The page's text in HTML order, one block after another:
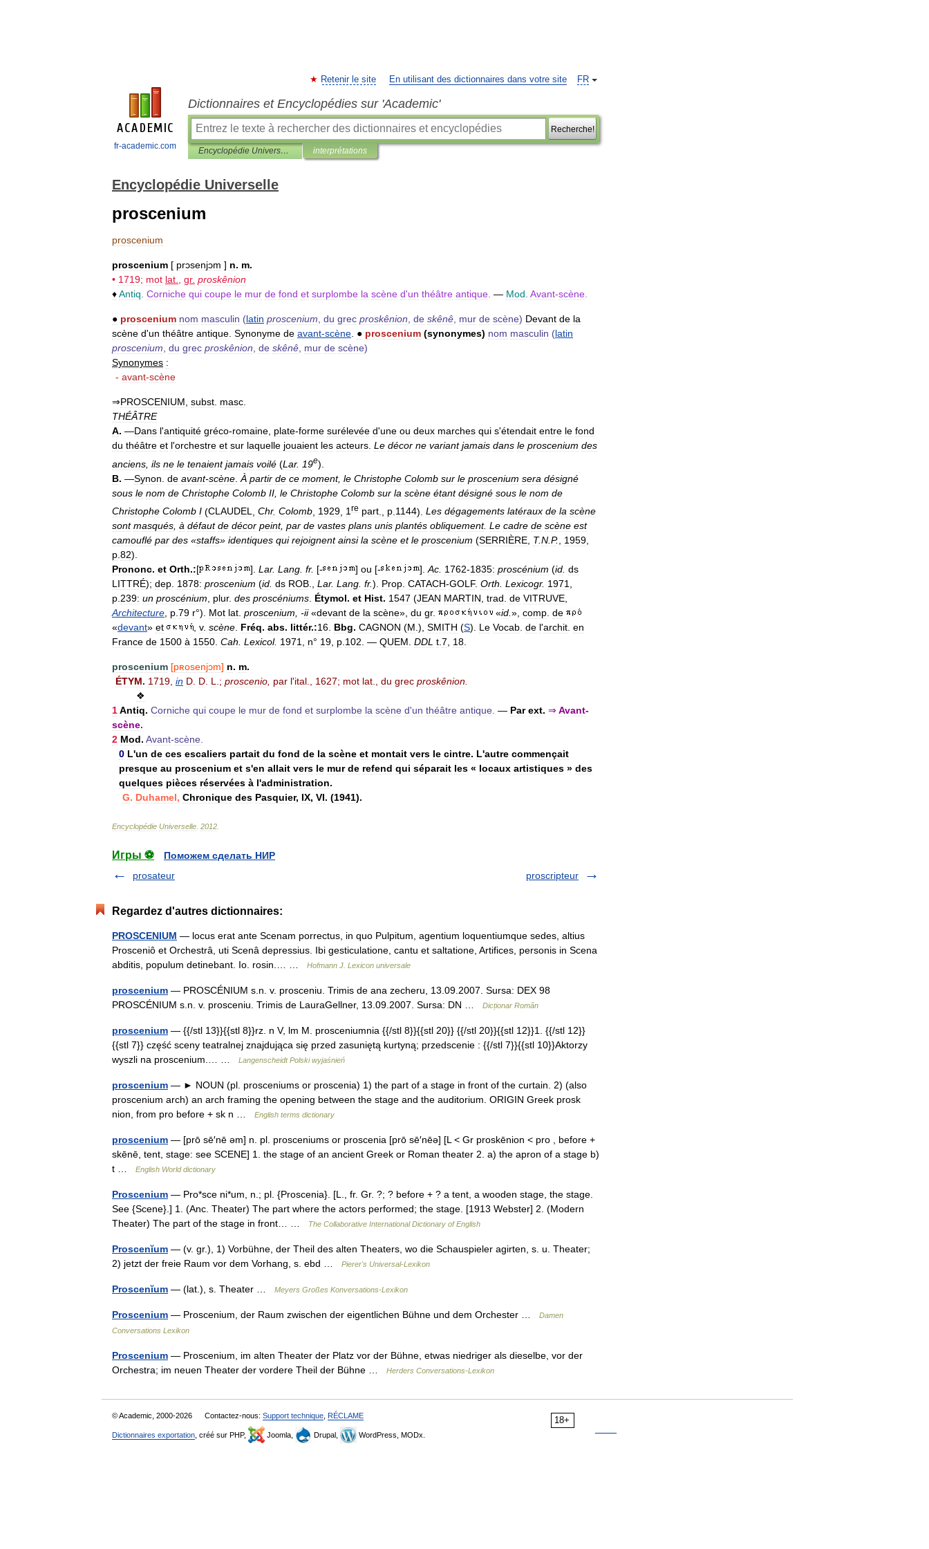
fr-academic.com
FR
Retenir le site En utilisant des dictionnaires dans votre site
Dictionnaires et Encyclopédies sur 'Academic'
Recherche!
Encyclopédie Universelle interprétations
Encyclopédie Universelle
proscenium
proscenium
proscenium [ prɔsenjɔm ] n. m.
• 1719; mot lat gr. proskênion
♦Antiq Corniche qui coupe le mur de fond et surplombe la scène d'un théâtre antique — Mod Avant-scène
● proscenium nom masculin (latin proscenium du grec proskênion de skênê mur de scène) Devant de la
scène d'un théâtre antique Synonyme de avant-scène ● proscenium (synonymes) nom masculin (latin
proscenium du grec proskênion de skênê mur de scène)
Synonymes :
- avant-scène
⇒PROSCENIUM subst masc
THÉÂTRE
A. —Dans l'antiquité gréco-romaine plate-forme surélevée d'une ou deux marches qui s'étendait entre le fond
du théâtre et l'orchestre et sur laquelle jouaient les acteurs Le décor ne variant jamais dans le proscenium des
anciens ils ne le tenaient jamais voilé (Lar. 19e).
B. —Synon de avant-scène À partir de ce moment, le Christophe Colomb sur le proscenium sera désigné
sous le nom de Christophe Colomb II le Christophe Colomb sur la scène étant désigné sous le nom de
Christophe Colomb I (CLAUDEL Chr. Colomb 1929 1re part p 1144). Les dégagements latéraux de la scène
sont masqués, à défaut de décor peint, par de vastes plans unis plantés obliquement. Le cadre de scène est
camouflé par des «staffs» identiques qui rejoignent ainsi la scène et le proscenium (SERRIÈRE, T.N.P., 1959,
p.82).
Prononc. et Orth.:[ ]. Lar. Lang. fr. [- ] ou [- ].Ac. 1762-1835: proscénium (id. ds
LITTRÉ); dep. 1878: proscenium (id. ds ROB., Lar. Lang. fr.). Prop. CATACH-GOLF. Orth. Lexicogr. 1971,
p.239: un proscénium, plur. des proscéniums. Étymol. et Hist. 1547 (JEAN MARTIN, trad. de VITRUVE,
Architecture, p.79 r°). Mot lat. proscenium, -ii«devant de la scène», du gr. «id.», comp. de
«devant» et , v. scène. Fréq. abs. littér.:16. Bbg. CAGNON (M.), SMITH (S). Le Vocab. de l'archit. en
France de 1500 à 1550. Cah. Lexicol. 1971, n° 19, p.102. — QUEM. DDL t.7, 18.
proscenium [pʀosenjɔm] n. m.
ÉTYM. 1719, in D. D. L.; proscenio, par l'ital., 1627; mot lat., du grec proskênion.
❖
1Antiq. Corniche qui coupe le mur de fond et surplombe la scène d'un théâtre antique. — Par ext. ⇒ Avant-
scène.
2 Mod. Avant-scène.
0 L'un de ces escaliers partait du fond de la scène et montait vers le cintre. L'autre commençait
presque au proscenium et s'en allait vers le mur de refend qui séparait les « locaux artistiques » des
quelques pièces réservées à l'administration.
G. Duhamel, Chronique des Pasquier, IX, VI. (1941).
Encyclopédie Universelle 2012
Игры ⚽
Поможем сделать НИР
prosateur
proscripteur
Regardez d'autres dictionnaires:
PROSCENIUM — locus erat ante Scenam porrectus, in quo Pulpitum, agentium loquentiumque sedes, altius
Prosceniô et Orchestrâ, uti Scenâ depressius. Ibi gesticulatione, cantu et saltatione, Artifices, personis in Scena
abditis, populum detinebant. Io. rosin.… …
Hofmann J. Lexicon universale
proscenium — PROSCÉNIUM s.n. v. prosceniu. Trimis de ana zecheru, 13.09.2007. Sursa: DEX 98
PROSCÉNIUM s.n. v. prosceniu. Trimis de LauraGellner, 13.09.2007. Sursa: DN …
Dicționar Român
proscenium — {{/stl 13}}{{stl 8}}rz. n V, lm M. prosceniumnia {{/stl 8}}{{stl 20}} {{/stl 20}}{{stl 12}}1. {{/stl 12}}
{{stl 7}} część sceny teatralnej znajdująca się przed zasuniętą kurtyną; przedscenie : {{/stl 7}}{{stl 10}}Aktorzy
wyszli na proscenium.… …
Langenscheidt Polski wyjaśnień
proscenium — ► NOUN (pl. prosceniums or proscenia) 1) the part of a stage in front of the curtain. 2) (also
proscenium arch) an arch framing the opening between the stage and the auditorium. ORIGIN Greek prosk
nion, from pro before + sk n …
English terms dictionary
proscenium — [prō sē′nē əm] n. pl. prosceniums or proscenia [prō sē′nēə] [L < Gr proskēnion < pro , before +
skēnē, tent, stage: see SCENE] 1. the stage of an ancient Greek or Roman theater 2. a) the apron of a stage b)
t …
English World dictionary
Proscenium — Pro*sce ni*um, n.; pl. {Proscenia}. [L., fr. Gr. ?; ? before + ? a tent, a wooden stage, the stage.
See {Scene}.] 1. (Anc. Theater) The part where the actors performed; the stage. [1913 Webster] 2. (Modern
Theater) The part of the stage in front… …
The Collaborative International Dictionary of English
Proscenĭum — (v. gr.), 1) Vorbühne, der Theil des alten Theaters, wo die Schauspieler agirten, s. u. Theater;
2) jetzt der freie Raum vor dem Vorhang, s. ebd …
Pierer's Universal-Lexikon
Proscenĭum — (lat.), s. Theater … Meyers Großes Konversations-Lexikon
Proscenium — Proscenium, der Raum zwischen der eigentlichen Bühne und dem Orchester …
Damen
Conversations Lexikon
Proscenium — Proscenium, im alten Theater der Platz vor der Bühne, etwas niedriger als dieselbe, vor der
Orchestra; im neuen Theater der vordere Theil der Bühne …
Herders Conversations-Lexikon
18+
© Academic, 2000-2026 Contactez-nous: Support technique RÉCLAME
Dictionnaires exportation , créé sur PHP, Joomla, Drupal, WordPress, MODx.